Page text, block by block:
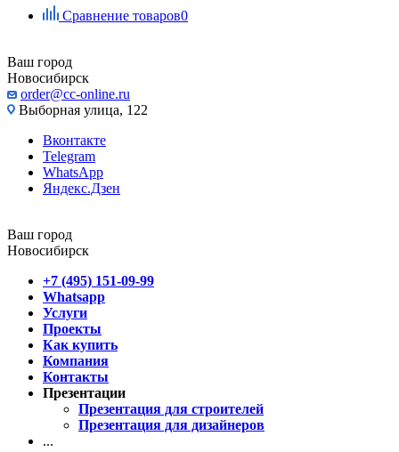
Сравнение товаров0
Ваш город
Новосибирск
order@cc-online.ru
Выборная улица, 122
Вконтакте
Telegram
WhatsApp
Яндекс.Дзен
Ваш город
Новосибирск
+7 (495) 151-09-99
Whatsapp
Услуги
Проекты
Как купить
Компания
Контакты
Презентации
Презентация для строителей
Презентация для дизайнеров
...